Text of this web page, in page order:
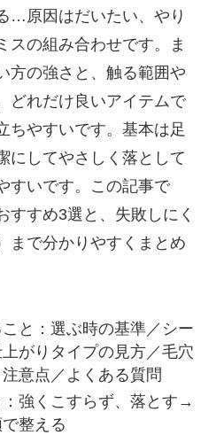
…原因はだいたい、やり
スの組み合わせです。ま
方の強さと、触る範囲や
どれだけ良いアイテムで
ちやすいです。基本は足
にしてやさしく落として
すいです。この記事で
すすめ3選と、失敗しにく
まで分かりやすくまとめ
と：選ぶ時の基準／シー
がりタイプの見方／毛穴
意点／よくある質問
強くこすらず、落とす→
整える